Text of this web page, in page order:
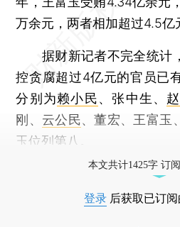
万余元，两者相加超过4.5亿
据财新记者不完全统计
控贪腐超过4亿元的官员已
分别为赖小民、张中生、
刚、 云公民、董宏、王富玉
玉位列第八。
本文共计1425字 订
登录 后获取已订